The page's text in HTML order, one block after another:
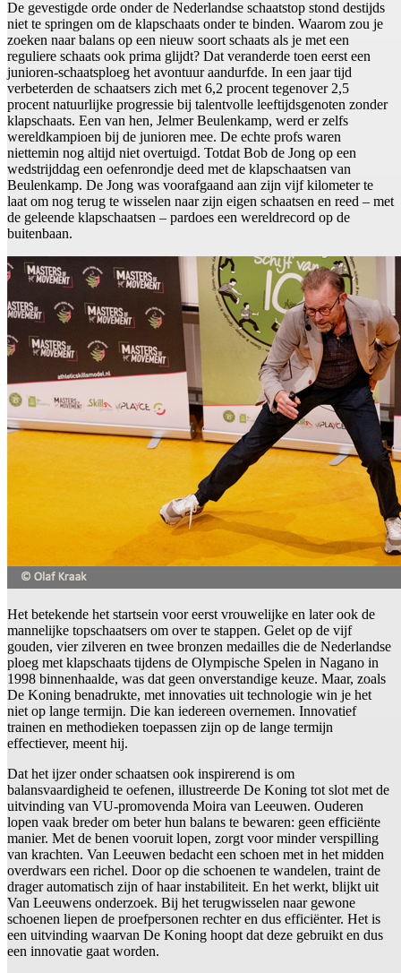
De gevestigde orde onder de Nederlandse schaatstop stond destijds
niet te springen om de klapschaats onder te binden. Waarom zou je
zoeken naar balans op een nieuw soort schaats als je met een
reguliere schaats ook prima glijdt? Dat veranderde toen eerst een
junioren-schaatsploeg het avontuur aandurfde. In een jaar tijd
verbeterden de schaatsers zich met 6,2 procent tegenover 2,5
procent natuurlijke progressie bij talentvolle leeftijdsgenoten zonder
klapschaats. Een van hen, Jelmer Beulenkamp, werd er zelfs
wereldkampioen bij de junioren mee. De echte profs waren
niettemin nog altijd niet overtuigd. Totdat Bob de Jong op een
wedstrijddag een oefenrondje deed met de klapschaatsen van
Beulenkamp. De Jong was voorafgaand aan zijn vijf kilometer te
laat om nog terug te wisselen naar zijn eigen schaatsen en reed – met
de geleende klapschaatsen – pardoes een wereldrecord op de
buitenbaan.
Het betekende het startsein voor eerst vrouwelijke en later ook de
mannelijke topschaatsers om over te stappen. Gelet op de vijf
gouden, vier zilveren en twee bronzen medailles die de Nederlandse
ploeg met klapschaats tijdens de Olympische Spelen in Nagano in
1998 binnenhaalde, was dat geen onverstandige keuze. Maar, zoals
De Koning benadrukte, met innovaties uit technologie win je het
niet op lange termijn. Die kan iedereen overnemen. Innovatief
trainen en methodieken toepassen zijn op de lange termijn
effectiever, meent hij.
Dat het ijzer onder schaatsen ook inspirerend is om
balansvaardigheid te oefenen, illustreerde De Koning tot slot met de
uitvinding van VU-promovenda Moira van Leeuwen. Ouderen
lopen vaak breder om beter hun balans te bewaren: geen efficiënte
manier. Met de benen vooruit lopen, zorgt voor minder verspilling
van krachten. Van Leeuwen bedacht een schoen met in het midden
overdwars een richel. Door op die schoenen te wandelen, traint de
drager automatisch zijn of haar instabiliteit. En het werkt, blijkt uit
Van Leeuwens onderzoek. Bij het terugwisselen naar gewone
schoenen liepen de proefpersonen rechter en dus efficiënter. Het is
een uitvinding waarvan De Koning hoopt dat deze gebruikt en dus
een innovatie gaat worden.